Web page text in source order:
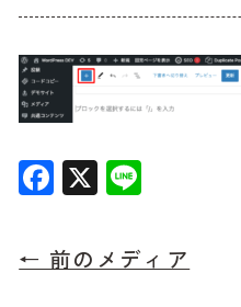
F
c
e
X
e
← 前のメディア